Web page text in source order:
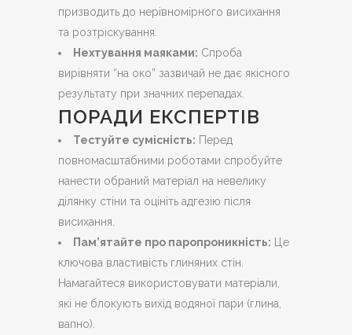
призводить до нерівномірного висихання
та розтріскування.
Нехтування маяками: Спроба
вирівняти “на око” зазвичай не дає якісного
результату при значних перепадах.
ПОРАДИ ЕКСПЕРТІВ
Тестуйте сумісність: Перед
повномасштабними роботами спробуйте
нанести обраний матеріал на невелику
ділянку стіни та оцініть адгезію після
висихання.
Пам’ятайте про паропроникність: Це
ключова властивість глиняних стін.
Намагайтеся використовувати матеріали,
які не блокують вихід водяної пари (глина,
вапно).